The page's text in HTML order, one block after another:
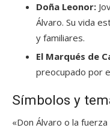
Doña Leonor:
Álvaro. Su vida
y familiares.
El Marqués de
preocupado por
Símbolos y
«Don Álvaro o la